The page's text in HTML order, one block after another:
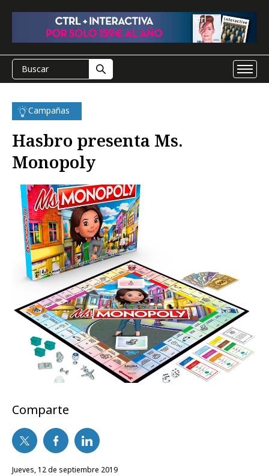
Campañas
Hasbro presenta Ms.
Monopoly
Comparte
jueves, 12 de septiembre 2019